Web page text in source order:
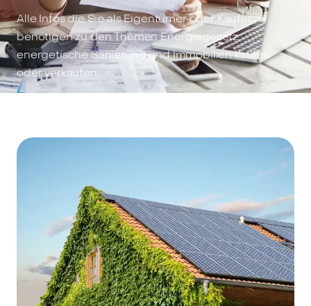
Alle Infos die Sie als Eigentümer oder Käufer
benötigen zu den Themen Energiegesetz,
energetische Sanierung und Immobilien kaufen
oder verkaufen.